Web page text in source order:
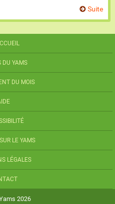
Suite
DU YAMS
DU MOIS
LE YAMS
LÉGALES
2026